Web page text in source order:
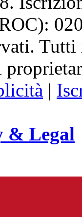
Tutti
|
& Legal